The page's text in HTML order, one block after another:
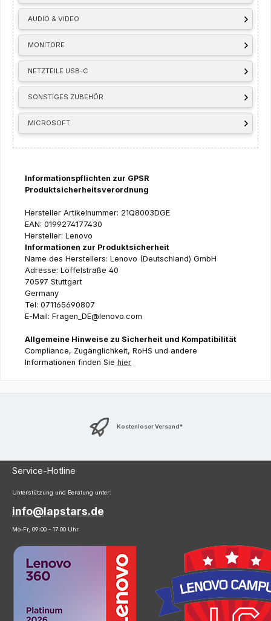
AUDIO & VIDEO
MONITORE
NETZTEILE USB-C
SONSTIGES ZUBEHÖR
MICROSOFT
Informationspflichten zur GPSR
Produktsicherheitsverordnung
Hersteller Artikelnummer: 21Q8003DGE
EAN: 0199274177430
Hersteller: Lenovo
Informationen zur Produktsicherheit
Name des Herstellers: Lenovo (Deutschland) GmbH
Adresse: Löffelstraße 40
70597 Stuttgart
Germany
Tel: 071165690807
E-Mail: Fragen_DE@lenovo.com
Allgemeine Hinweise zu Sicherheit und Kompatibilität
Compliance, Zugänglichkeit, RoHS und andere
Informationen finden Sie hier
Kostenloser Versand*
Service-Hotline
Unterstützung und Beratung unter:
info@lapstars.de
Mo-Fr, 09:00 - 17:00 Uhr